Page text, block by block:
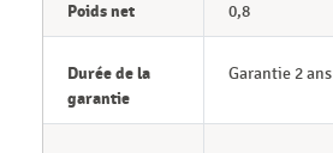
Poids net 0,8
Durée de la
garantie
Garantie 2 ans